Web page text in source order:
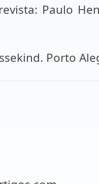
Paulo
Porto